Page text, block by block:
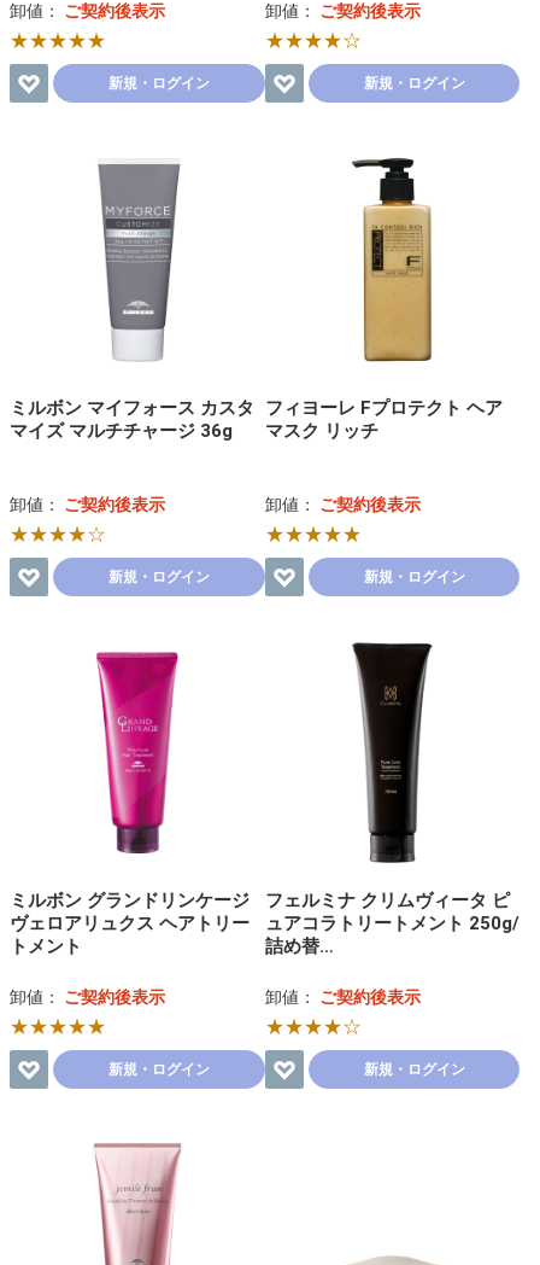
卸値： ご契約後表示
★★★★★
新規・ログイン
卸値： ご契約後表示
★★★★☆
新規・ログイン
ミルボン マイフォース カスタ
マイズ マルチチャージ 36g
卸値： ご契約後表示
★★★★☆
新規・ログイン
フィヨーレ Fプロテクト ヘア
マスク リッチ
卸値： ご契約後表示
★★★★★
新規・ログイン
ミルボン グランドリンケージ
ヴェロアリュクス ヘアトリー
トメント
卸値： ご契約後表示
★★★★★
新規・ログイン
フェルミナ クリムヴィータ ピ
ュアコラトリートメント 250g/
詰め替…
卸値： ご契約後表示
★★★★☆
新規・ログイン